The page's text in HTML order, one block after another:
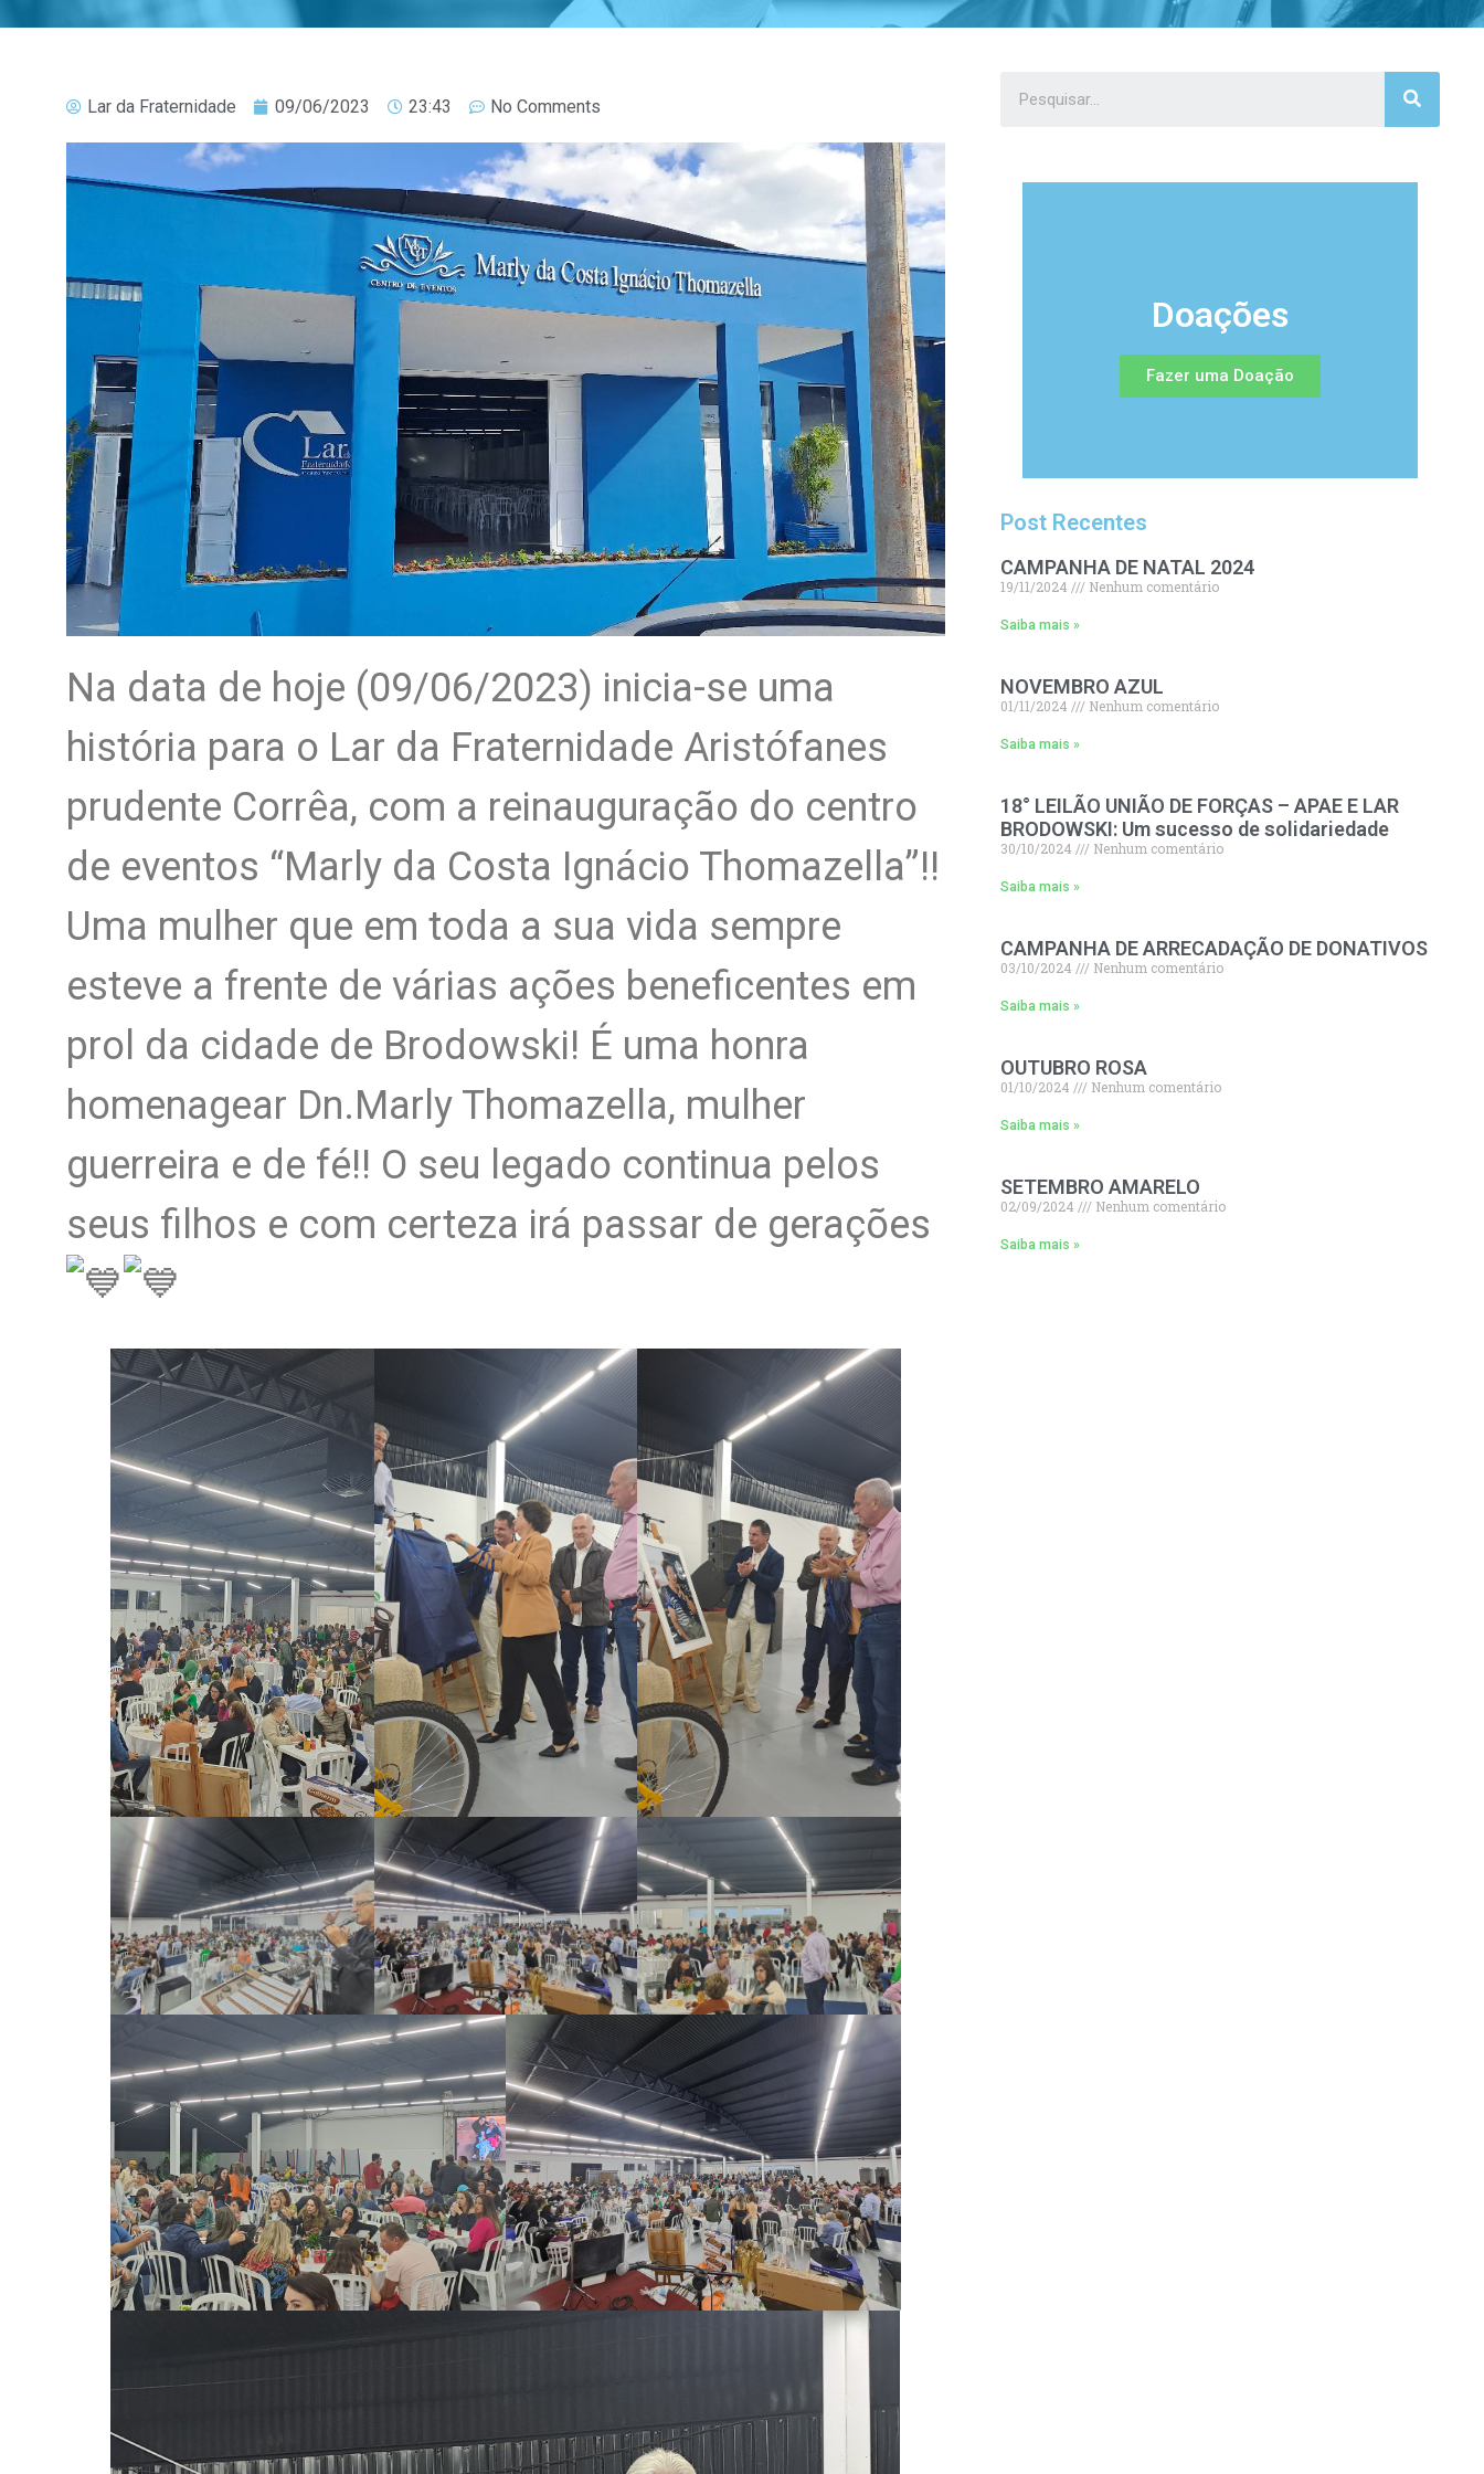
Lar da Fraternidade 09/06/2023 23:43 No Comments
Na data de hoje (09/06/2023) inicia-se uma
história para o Lar da Fraternidade Aristófanes
prudente Corrêa, com a reinauguração do centro
de eventos “Marly da Costa Ignácio Thomazella”!!
Uma mulher que em toda a sua vida sempre
esteve a frente de várias ações beneficentes em
prol da cidade de Brodowski! É uma honra
homenagear Dn.Marly Thomazella, mulher
guerreira e de fé!! O seu legado continua pelos
seus filhos e com certeza irá passar de gerações
Doações
Fazer uma Doação
Post Recentes
CAMPANHA DE NATAL 2024
19/11/2024 Nenhum comentário
Saiba mais »
NOVEMBRO AZUL
01/11/2024 Nenhum comentário
Saiba mais »
18° LEILÃO UNIÃO DE FORÇAS – APAE E LAR
BRODOWSKI: Um sucesso de solidariedade
30/10/2024 Nenhum comentário
Saiba mais »
CAMPANHA DE ARRECADAÇÃO DE DONATIVOS
03/10/2024 Nenhum comentário
Saiba mais »
OUTUBRO ROSA
01/10/2024 Nenhum comentário
Saiba mais »
SETEMBRO AMARELO
02/09/2024 Nenhum comentário
Saiba mais »